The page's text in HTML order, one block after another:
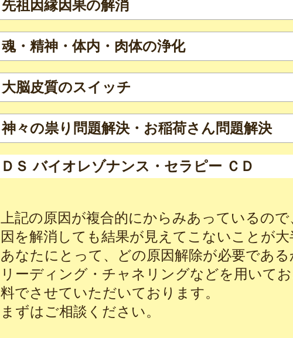
先祖因縁因果の解消
魂・精神・体内・肉体の浄化
大脳皮質のスイッチ
神々の祟り問題解決・お稲荷さん問題解決
ＤＳ バイオレゾナンス・セラピー ＣＤ
上記の原因が複合的にからみあっているの
因を解消しても結果が見えてこないことが大
あなたにとって、どの原因解除が必要である
リーディング・チャネリングなどを用いて
料でさせていただいております。
まずはご相談ください。